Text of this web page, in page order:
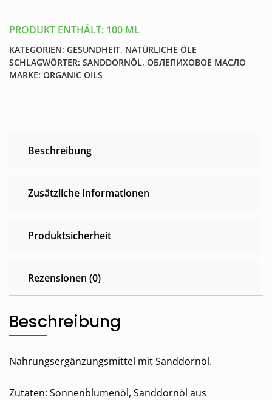
PRODUKT ENTHÄLT: 100 ML
KATEGORIEN: GESUNDHEIT, NATÜRLICHE ÖLE
SCHLAGWÖRTER: SANDDORNÖL, ОБЛЕПИХОВОЕ МАСЛО
MARKE: ORGANIC OILS
Beschreibung
Zusätzliche Informationen
Produktsicherheit
Rezensionen (0)
Beschreibung
Nahrungsergänzungsmittel mit Sanddornöl.
Zutaten: Sonnenblumenöl, Sanddornöl aus